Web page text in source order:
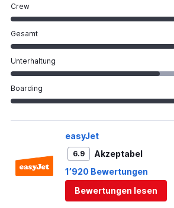
Crew
Gesamt
Unterhaltung
Boarding
easyJet
6.9
Akzeptabel
1’920 Bewertungen
Bewertungen lesen